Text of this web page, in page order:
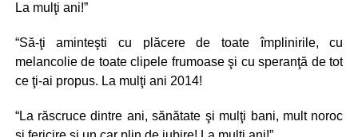
La mulţi ani!”
“Să-ţi aminteşti cu plăcere de toate împlinirile, cu
melancolie de toate clipele frumoase şi cu speranţă de tot
ce ţi-ai propus. La mulţi ani 2014!
“La răscruce dintre ani, sănătate şi mulţi bani, mult noroc